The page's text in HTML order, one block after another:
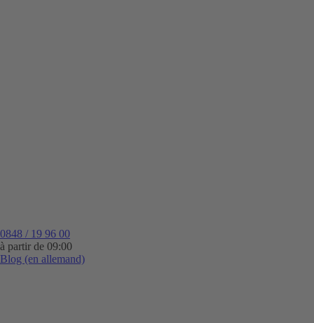
0848 / 19 96 00
à partir de 09:00
Blog (en allemand)